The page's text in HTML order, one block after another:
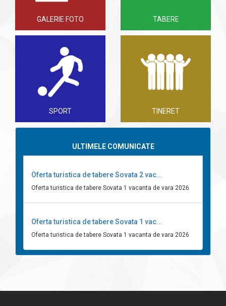
GALERIE FOTO TABERE
SPORT TINERET
ULTIMELE COMUNICATE
Oferta turistica de tabere Sovata 2 vac...
Oferta turistica de tabere Sovata 1 vacanta de vara 2026
Oferta turistica de tabere Sovata 1 vac...
Oferta turistica de tabere Sovata 1 vacanta de vara 2026